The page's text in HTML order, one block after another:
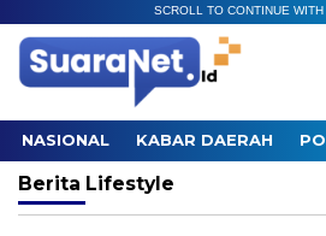
SCROLL TO CONTINUE
NASIONAL KABAR DAERAH
Berita Lifestyle